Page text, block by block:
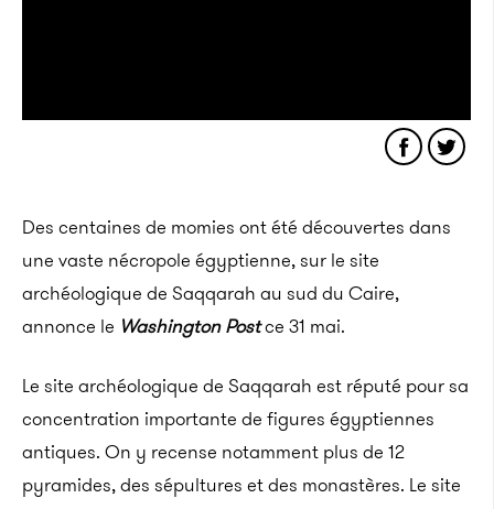
Des centaines de momies ont été découvertes dans
une vaste nécropole égyptienne, sur le site
archéologique de Saqqarah au sud du Caire,
annonce le Washington Postce 31 mai.
Le site archéologique de Saqqarah est réputé pour sa
concentration importante de figures égyptiennes
antiques. On y recense notamment plus de 12
pyramides, des sépultures et des monastères. Le site